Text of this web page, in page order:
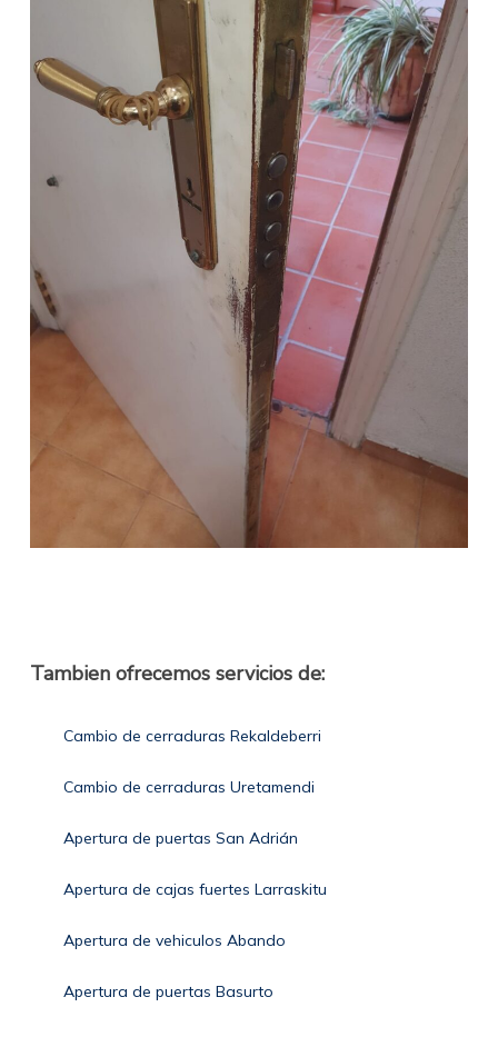
Tambien ofrecemos servicios de:
Cambio de cerraduras Rekaldeberri
Cambio de cerraduras Uretamendi
Apertura de puertas San Adrián
Apertura de cajas fuertes Larraskitu
Apertura de vehiculos Abando
Apertura de puertas Basurto